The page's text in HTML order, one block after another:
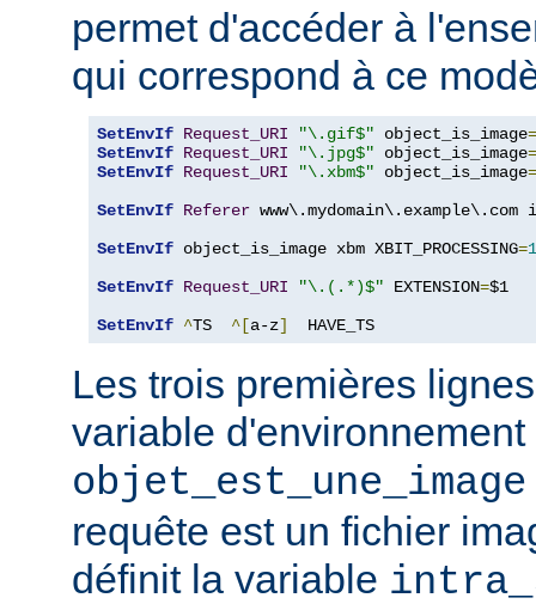
permet d'accéder à
qui correspond à ce
SetEnvIf Request_URI "\.gif$" object_is_image=
SetEnvIf Request_URI "\.jpg$" object_is_image=
SetEnvIf Request_URI "\.xbm$" object_is_image=
SetEnvIf Referer
SetEnvIf object_is_image xbm XBIT_PROCESSING=1
SetEnvIf Request_URI "\.(.*)$" EXTENSION=$1
SetEnvIf ^TS ^[a-z]
  HAVE_TS
Les trois premières
variable d'environnement
objet_est_une_image
requête est un fichier
définit la variable